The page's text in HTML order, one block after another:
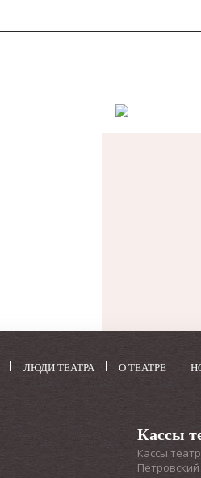
ЛЮДИ ТЕАТРА О ТЕАТРЕ
Кассы
Кассы
Петровский